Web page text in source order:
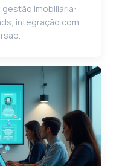
gestão imobiliária:
integração com